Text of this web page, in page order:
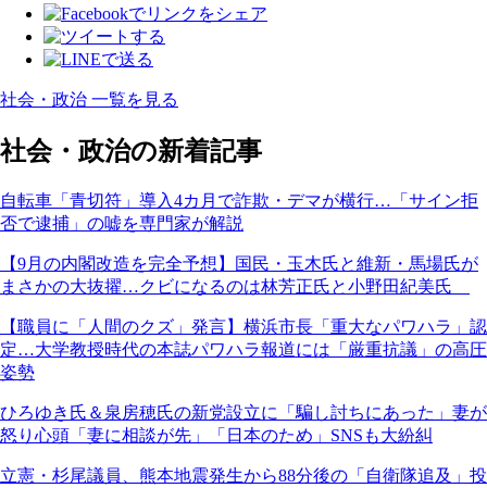
社会・政治 一覧を見る
社会・政治の新着記事
自転車「青切符」導入4カ月で詐欺・デマが横行…「サイン拒
否で逮捕」の嘘を専門家が解説
【9月の内閣改造を完全予想】国民・玉木氏と維新・馬場氏が
まさかの大抜擢…クビになるのは林芳正氏と小野田紀美氏
【職員に「人間のクズ」発言】横浜市長「重大なパワハラ」認
定…大学教授時代の本誌パワハラ報道には「厳重抗議」の高圧
姿勢
ひろゆき氏＆泉房穂氏の新党設立に「騙し討ちにあった」妻が
怒り心頭「妻に相談が先」「日本のため」SNSも大紛糾
立憲・杉尾議員、熊本地震発生から88分後の「自衛隊追及」投